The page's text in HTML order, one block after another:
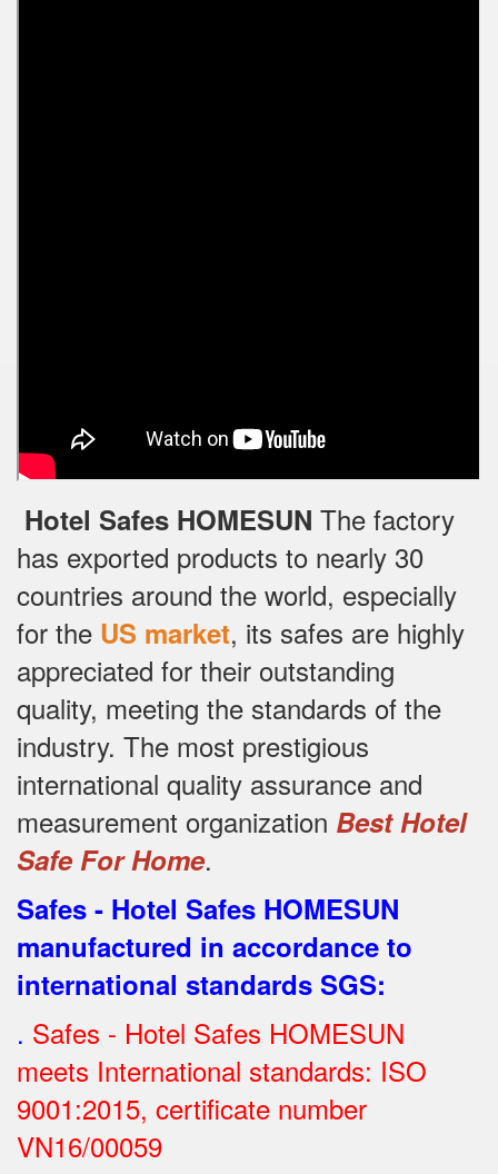
Hotel Safes HOMESUN The factory
has exported products to nearly 30
countries around the world, especially
for the US market, its safes are highly
appreciated for their outstanding
quality, meeting the standards of the
industry. The most prestigious
international quality assurance and
measurement organization Best Hotel
Safe For Home.
Safes - Hotel Safes HOMESUN
manufactured in accordance to
international standards SGS:
. Safes - Hotel Safes HOMESUN
meets International standards: ISO
9001:2015, certificate number
VN16/00059